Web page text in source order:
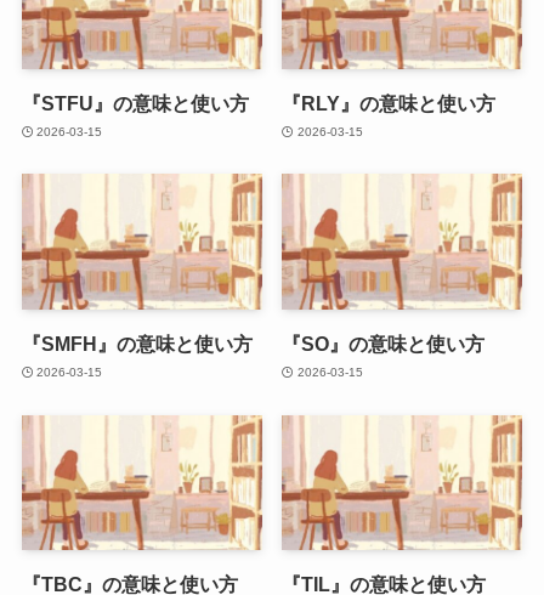
『STFU』の意味と使い方
2026-03-15
『RLY』の意味と使い方
2026-03-15
『SMFH』の意味と使い方
2026-03-15
『SO』の意味と使い方
2026-03-15
『TBC』の意味と使い方 『TIL』の意味と使い方